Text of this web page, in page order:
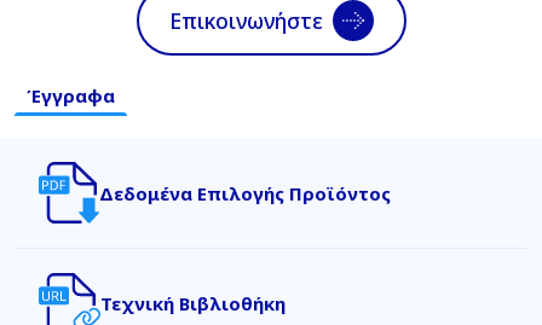
Επικοινωνήστε
Έγγραφα
Δεδομένα Επιλογής Προϊόντος
Τεχνική Βιβλιοθήκη